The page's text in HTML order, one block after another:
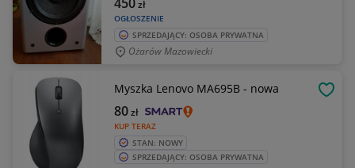
OGŁOSZENIE
zł
SPRZEDAJĄCY: OSOBA PRYWATNA
Ożarów Mazowiecki
Myszka Lenovo MA695B - nowa
KUP TERAZ
80zł
STAN: NOWY
SPRZEDAJĄCY: OSOBA PRYWATNA